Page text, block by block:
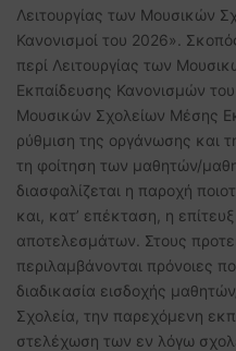
Λειτουργίας των Μουσικών
Κανονισμοί του 2026».
περί Λειτουργίας των
Εκπαίδευσης Κανονισμών
Μουσικών Σχολείων Μέσης
ρύθμιση της οργάνωσης και
τη φοίτηση των μαθητών/
διασφαλίζεται η παροχή
και, κατ’ επέκταση, η
αποτελεσμάτων. Στους
περιλαμβάνονται πρόνοιες
διαδικασία εισδοχής
Σχολεία, την παρεχόμενη
στελέχωση των εν λόγω